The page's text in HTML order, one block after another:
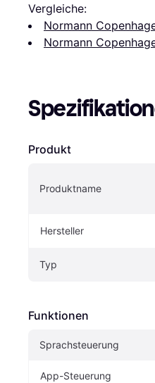
Vergleiche:
Normann
Normann
Produkt
Produktname
Hersteller
Typ
Funktionen
Sprachsteuerung
App-Steuerung